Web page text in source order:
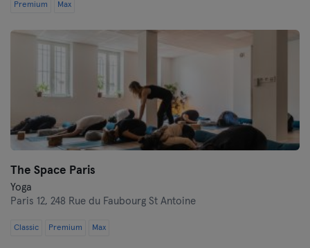
Premium Max
The Space Paris
Yoga
Paris 12, 248 Rue du Faubourg St Antoine
Classic Premium Max